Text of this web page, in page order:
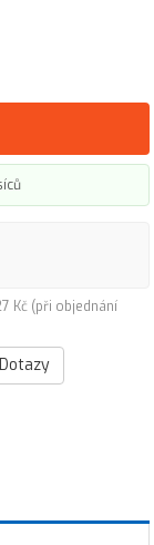
Kč (při objednání
Dotazy